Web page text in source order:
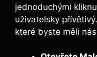
jednoduchými
uživatelsky
které byste měli